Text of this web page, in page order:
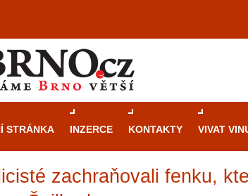
STRÁNKA INZERCE KONTAKTY VIVAT
zachraňovali fenku,
Průvodce